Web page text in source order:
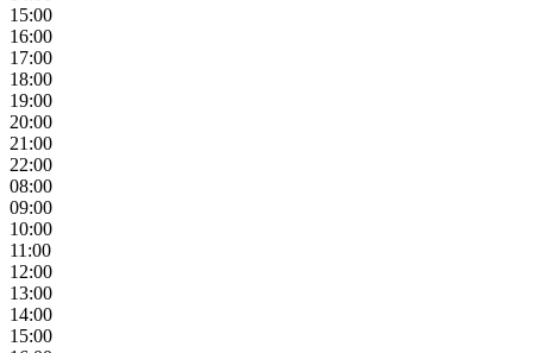
15:00
16:00
17:00
18:00
19:00
20:00
21:00
22:00
08:00
09:00
10:00
11:00
12:00
13:00
14:00
15:00